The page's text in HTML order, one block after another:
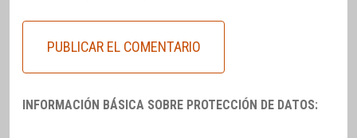
INFORMACIÓN BÁSICA SOBRE PROTECCIÓN DE DATOS: